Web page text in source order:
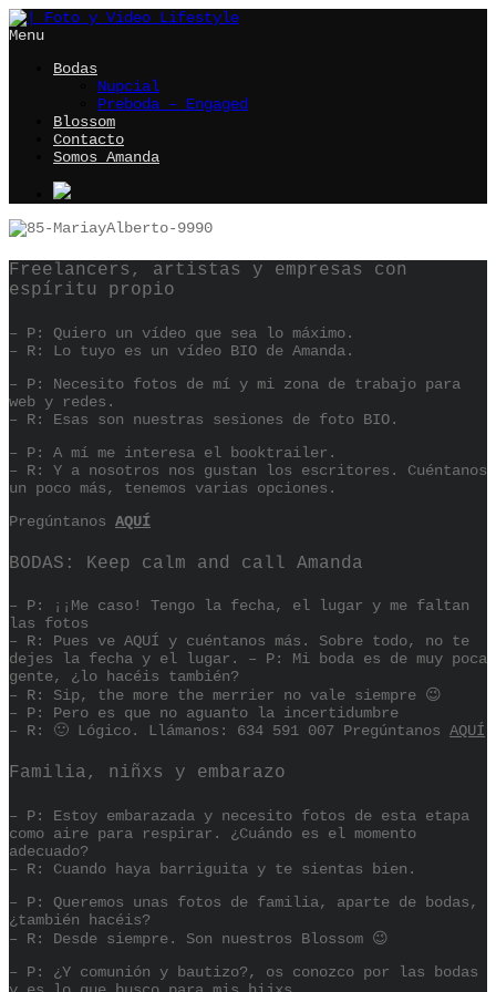
Menu
Bodas
Nupcial
Preboda – Engaged
Blossom
Contacto
Somos Amanda
Freelancers, artistas y empresas con
espíritu propio
– P: Quiero un vídeo que sea lo máximo.
– R: Lo tuyo es un vídeo BIO de Amanda.
– P: Necesito fotos de mí y mi zona de trabajo para
web y redes.
– R: Esas son nuestras sesiones de foto BIO.
– P: A mí me interesa el booktrailer.
– R: Y a nosotros nos gustan los escritores. Cuéntanos
un poco más, tenemos varias opciones.
Pregúntanos AQUÍ
BODAS: Keep calm and call Amanda
– P: ¡¡Me caso! Tengo la fecha, el lugar y me faltan
las fotos
– R: Pues ve AQUÍ y cuéntanos más. Sobre todo, no te
dejes la fecha y el lugar. – P: Mi boda es de muy poca
gente, ¿lo hacéis también?
– R: Sip, the more the merrier no vale siempre 😉
– P: Pero es que no aguanto la incertidumbre
– R: 🙂 Lógico. Llámanos: 634 591 007 Pregúntanos AQUÍ
Familia, niñxs y embarazo
– P: Estoy embarazada y necesito fotos de esta etapa
como aire para respirar. ¿Cuándo es el momento
adecuado?
– R: Cuando haya barriguita y te sientas bien.
– P: Queremos unas fotos de familia, aparte de bodas,
¿también hacéis?
– R: Desde siempre. Son nuestros Blossom 😉
– P: ¿Y comunión y bautizo?, os conozco por las bodas